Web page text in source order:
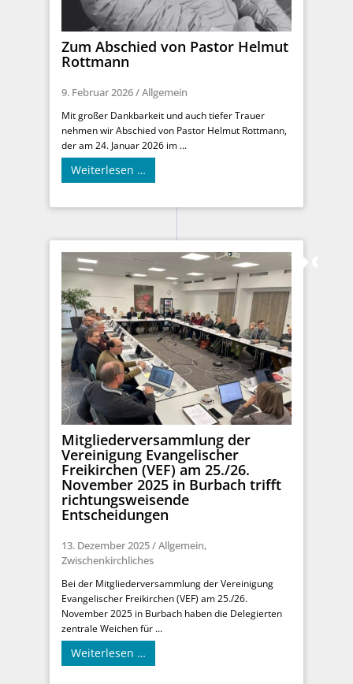
Zum Abschied von Pastor Helmut
Rottmann
9. Februar 2026/Allgemein
Mit großer Dankbarkeit und auch tiefer Trauer
nehmen wir Abschied von Pastor Helmut Rottmann,
der am 24. Januar 2026 im ...
Weiterlesen …
Mitgliederversammlung der
Vereinigung Evangelischer
Freikirchen (VEF) am 25./26.
November 2025 in Burbach trifft
richtungsweisende
Entscheidungen
13. Dezember 2025/Allgemein,
Zwischenkirchliches
Bei der Mitgliederversammlung der Vereinigung
Evangelischer Freikirchen (VEF) am 25./26.
November 2025 in Burbach haben die Delegierten
zentrale Weichen für ...
Weiterlesen …